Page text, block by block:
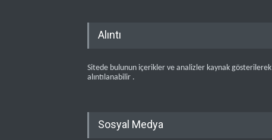
Alıntı
Sitede bulunun içerikler ve analizler kaynak gösterilerek
alıntılanabilir .
Sosyal Medya